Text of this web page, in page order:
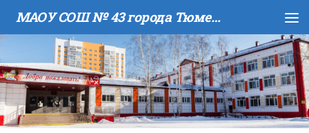
Skip to content МАОУ COШ № 43 города Тюмени имени В.И. Муравленко